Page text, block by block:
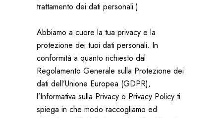
trattamento dei dati personali )
Abbiamo a cuore la tua privacy e la
protezione dei tuoi dati personali. In
conformità a quanto richiesto dal
Regolamento Generale sulla Protezione dei
dati dell’Unione Europea (GDPR),
l’Informativa sulla Privacy o Privacy Policy ti
spiega in che modo raccogliamo ed